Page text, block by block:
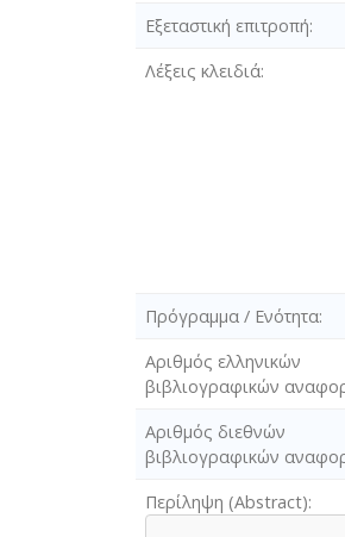
Εξεταστική επιτροπή
Λέξεις κλειδιά
Πρόγραμμα / Ενότητα
Αριθμός ελληνικών
βιβλιογραφικών
Αριθμός διεθνών
βιβλιογραφικών
Περίληψη (Abstract)